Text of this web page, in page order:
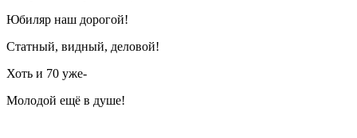
Юбиляр наш дорогой!
Статный, видный, деловой!
Хоть и 70 уже-
Молодой ещё в душе!